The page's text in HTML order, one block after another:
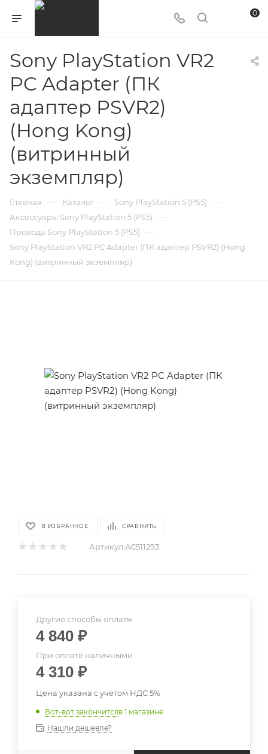
0
Sony PlayStation VR2
PC Adapter (ПК
адаптер PSVR2)
(Hong Kong)
(витринный
экземпляр)
Главная — Каталог — Sony PlayStation 5 (PS5) —
Аксессуары Sony PlayStation 5 (PS5) —
Провода Sony PlayStation 5 (PS5) —
Sony PlayStation VR2 PC Adapter (ПК адаптер PSVR2) (Hong
Kong) (витринный экземпляр)
В ИЗБРАННОЕ СРАВНИТЬ
Артикул:AC511293
Другие способы оплаты
4 840 ₽
При оплате наличными
4 310 ₽
Цена указана с учетом НДС 5%
Вот-вот закончитсяв 1 магазине
Нашли дешевле?